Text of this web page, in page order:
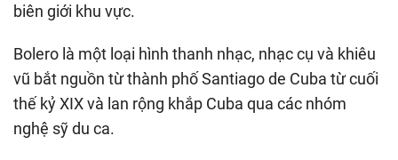
biên giới khu vực.
Bolero là một loại hình thanh nhạc, nhạc cụ và khiêu
vũ bắt nguồn từ thành phố Santiago de Cuba từ cuối
thế kỷ XIX và lan rộng khắp Cuba qua các nhóm
nghệ sỹ du ca.